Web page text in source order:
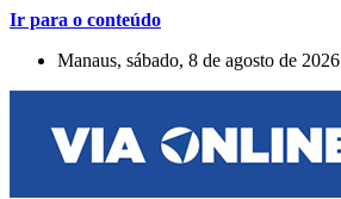
Ir para o conteúdo
Manaus, sábado, 8 de agosto de 2026